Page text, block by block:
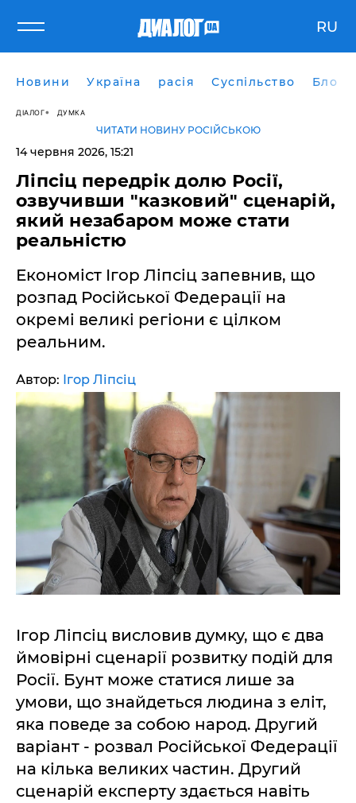
RU
Новини Україна расія Суспільство Блоги
ДІАЛОГ ДУМКА
ЧИТАТИ НОВИНУ РОСІЙСЬКОЮ
14 червня 2026, 15:21
​Ліпсіц передрік долю Росії,
озвучивши "казковий" сценарій,
який незабаром може стати
реальністю
Економіст Ігор Ліпсіц запевнив, що
розпад Російської Федерації на
окремі великі регіони є цілком
реальним.
Автор: Ігор Ліпсіц
Ігор Ліпсіц висловив думку, що є два
ймовірні сценарії розвитку подій для
Росії. Бунт може статися лише за
умови, що знайдеться людина з еліт,
яка поведе за собою народ. Другий
варіант - розвал Російської Федерації
на кілька великих частин. Другий
сценарій експерту здається навіть